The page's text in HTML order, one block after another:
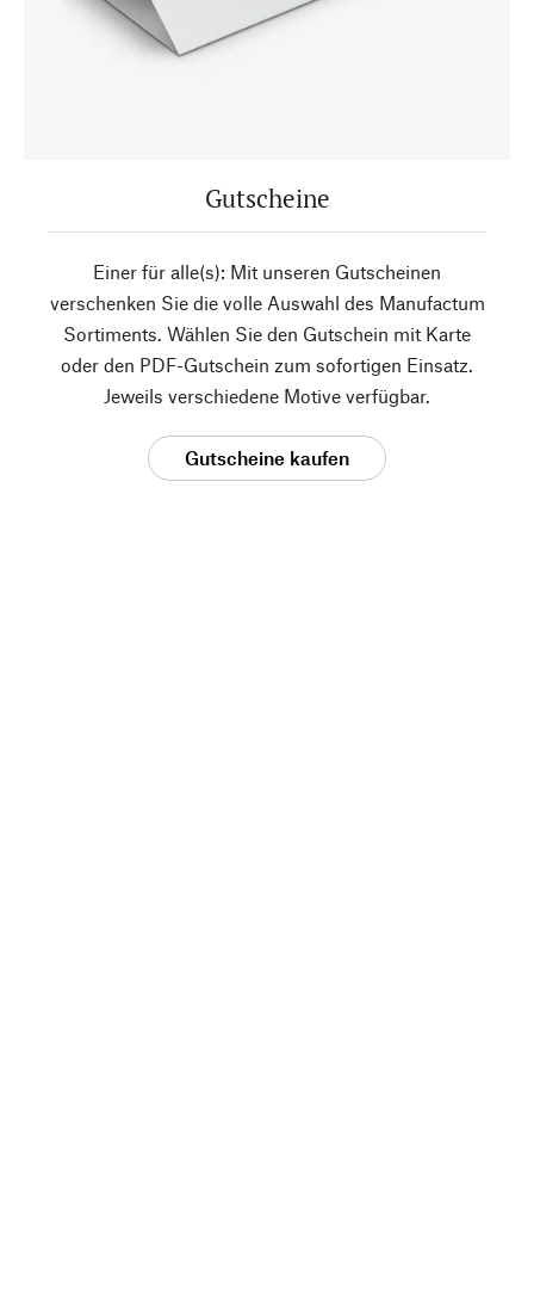
Gutscheine
Einer für alle(s): Mit unseren Gutscheinen
verschenken Sie die volle Auswahl des Manufactum
Sortiments. Wählen Sie den Gutschein mit Karte
oder den PDF-Gutschein zum sofortigen Einsatz.
Jeweils verschiedene Motive verfügbar.
Gutscheine kaufen